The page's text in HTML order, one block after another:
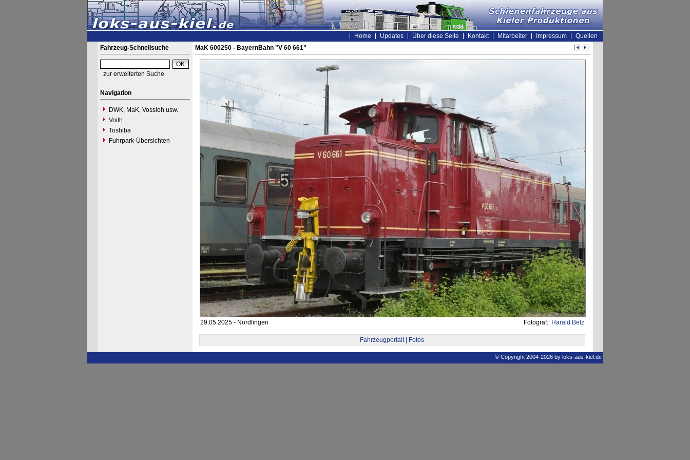
Home Updates Über diese Seite Kontakt Mitarbeiter Impressum
Quellen
Fahrzeug-Schnellsuche
zur erweiterten Suche
Navigation
DWK, MaK, Vossloh usw.
Voith
Toshiba
Fuhrpark-Übersichten
MaK 600250 - BayernBahn "V 60 661"
29.05.2025 - Nördlingen Fotograf: Harald Belz
Fahrzeugportait | Fotos
© Copyright 2004-2026 by loks-aus-kiel.de